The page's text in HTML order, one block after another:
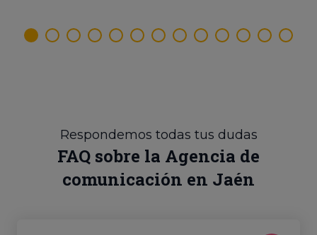
Respondemos todas tus dudas
FAQ sobre la Agencia de
comunicación en Jaén